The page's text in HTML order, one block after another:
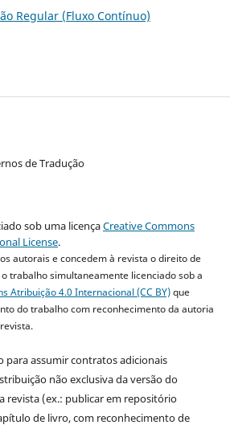
Regular (Fluxo Contínuo)
de Tradução
sob uma licençaCreative Commons
License.
autorais e concedem à revista o direito de
trabalho simultaneamente licenciado sob a
Atribuição 4.0 Internacional (CC BY)que
do trabalho com reconhecimento da autoria
para assumir contratos adicionais
não exclusiva da versão do
revista (ex.: publicar em repositório
de livro, com reconhecimento de